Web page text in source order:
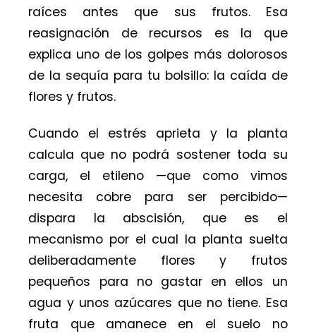
raíces antes que sus frutos. Esa
reasignación de recursos es la que
explica uno de los golpes más dolorosos
de la sequía para tu bolsillo: la caída de
flores y frutos.
Cuando el estrés aprieta y la planta
calcula que no podrá sostener toda su
carga, el etileno —que como vimos
necesita cobre para ser percibido—
dispara la abscisión, que es el
mecanismo por el cual la planta suelta
deliberadamente flores y frutos
pequeños para no gastar en ellos un
agua y unos azúcares que no tiene. Esa
fruta que amanece en el suelo no